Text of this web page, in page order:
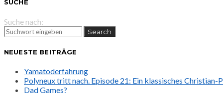
SUCHE
Suche nach:
Search
NEUESTE BEITRÄGE
Yamatoderfahrung
Polyneux tritt nach. Episode 21: Ein klassisches Christian-
Dad Games?